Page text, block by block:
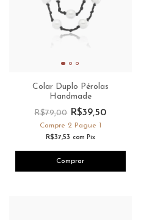
Colar Duplo Pérolas
Handmade
R$79,00R$39,50
Compre 2 Pague 1
R$37,53 com Pix